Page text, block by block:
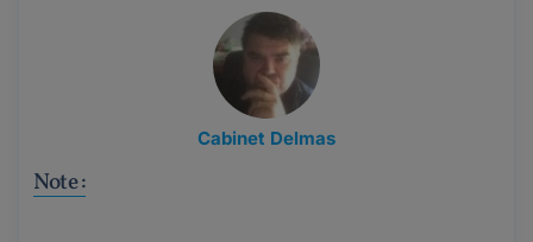
Cabinet Delmas
Note :